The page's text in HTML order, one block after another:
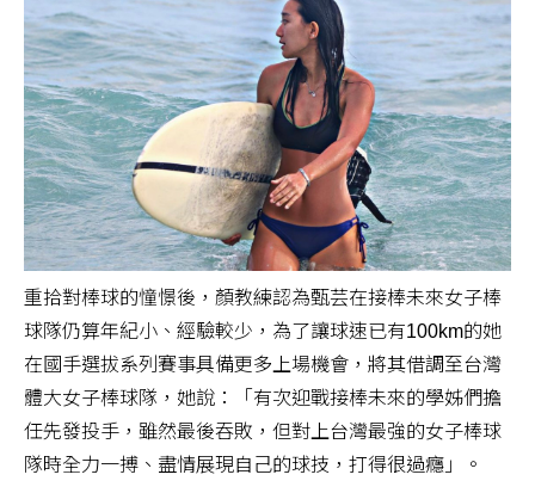
重拾對棒球的憧憬後，顏教練認為甄芸在接棒未來女子棒
球隊仍算年紀小、經驗較少，為了讓球速已有100km的她
在國手選拔系列賽事具備更多上場機會，將其借調至台灣
體大女子棒球隊，她說：「有次迎戰接棒未來的學姊們擔
任先發投手，雖然最後吞敗，但對上台灣最強的女子棒球
隊時全力一搏、盡情展現自己的球技，打得很過癮」。